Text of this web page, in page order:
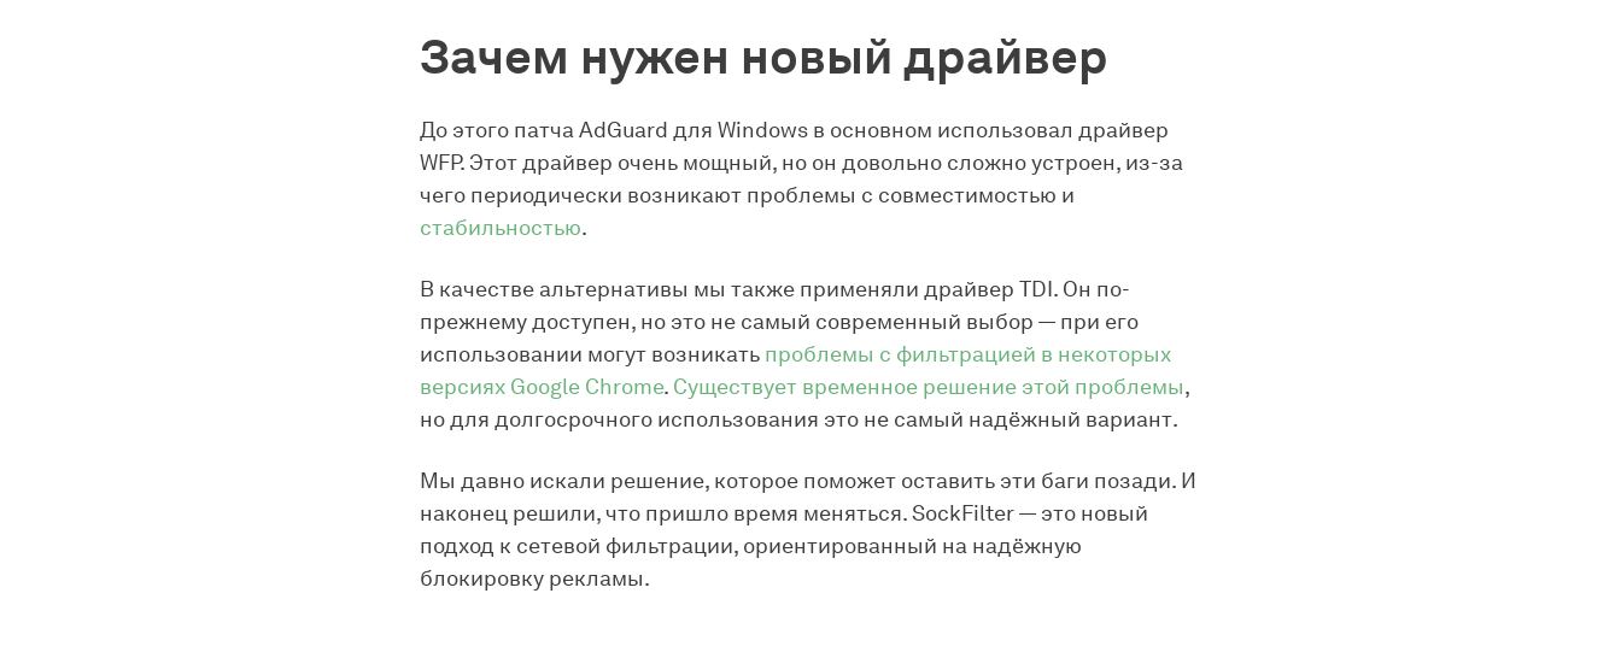
Зачем нужен новый драйвер
До этого патча AdGuard для Windows в основном использовал драйвер
WFP. Этот драйвер очень мощный, но он довольно сложно устроен, из-за
чего периодически возникают проблемы с совместимостью и
стабильностью.
В качестве альтернативы мы также применяли драйвер TDI. Он по-
прежнему доступен, но это не самый современный выбор — при его
использовании могут возникать проблемы с фильтрацией в некоторых
версиях Google Chrome. Существует временное решение этой проблемы,
но для долгосрочного использования это не самый надёжный вариант.
Мы давно искали решение, которое поможет оставить эти баги позади. И
наконец решили, что пришло время меняться. SockFilter — это новый
подход к сетевой фильтрации, ориентированный на надёжную
блокировку рекламы.